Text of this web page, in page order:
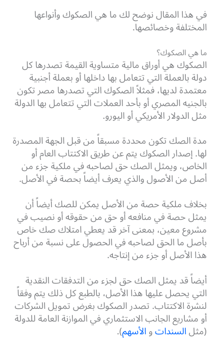
في هذا المقال نوضح لك ما هي الصكوك وأنواعها
المختلفة وخصائصها.
ما هي الصكوك؟
الصكوك هي أوراق مالية متساوية القيمة تصدرها كل
دولة بالعملة التي تتعامل بها داخلها أو بعملة أجنبية
معتمدة لديها، فمثلاً الصكوك التي تصدرها مصر تكون
بالجنيه المصري أو بأحد العملات التي تتعامل بها الدولة
مثل الدولار الأمريكي أو اليورو.
مدة الصك تكون محددة مسبقاً من قبل الجهة المصدرة
لها. إصدار الصكوك يتم عن طريق الاكتتاب العام أو
الخاص، ويمثل الصك حق لصاحبه في ملكية جزء من
أصل من الأصول والذي يعرف أيضاً بحصة في الأصل.
بخلاف ملكية حصة من الأصل يمكن للصك أيضاً أن
يمثل حصة في منافعه أو حق من حقوقه أو نصيب في
مشروع معين، بمعنى آخر قد يعطي امتلاك صك خاص
بأصل ما الحق لصاحبه في الحصول على نسبة من أرباح
هذا الأصل أو جزء من إنتاجه.
أيضاً قد يمثل الصك حق لجزء من التدفقات النقدية
التي يحصل عليها هذا الأصل، بالطبع كل ذلك يتم وفقاً
لنشرة الاكتتاب. تصدر الصكوك بغرض تمويل الشركات
أو مشاريع الجانب الاستثماري في الموازنة العامة للدولة
(مثلالسنداتوالأسهم).